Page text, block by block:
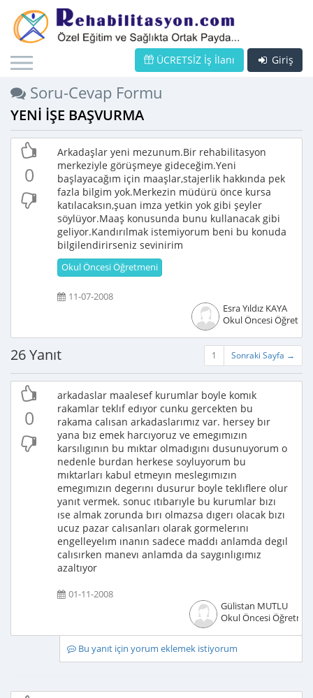
Giriş
ÜCRETSİZ İş İlanı
Soru-Cevap Formu
YENİ İŞE BAŞVURMA
0
Arkadaşlar yeni mezunum.Bir rehabilitasyon
merkeziyle görüşmeye gideceğim.Yeni
başlayacağım için maaşlar,stajerlik hakkında pek
fazla bilgim yok.Merkezin müdürü önce kursa
katılacaksın,şuan imza yetkin yok gibi şeyler
söylüyor.Maaş konusunda bunu kullanacak gibi
geliyor.Kandırılmak istemiyorum beni bu konuda
bilgilendirirseniz sevinirim
Okul Öncesi Öğretmeni
11-07-2008
Esra Yıldız KAYA
Okul Öncesi
1 Sonraki Sayfa →
26 Yanıt
0
arkadaslar maalesef kurumlar boyle komık
rakamlar teklıf edıyor cunku gercekten bu
rakama calısan arkadaslarımız var. hersey bır
yana bız emek harcıyoruz ve emegımızın
karsılıgının bu mıktar olmadıgını dusunuyorum o
nedenle burdan herkese soyluyorum bu
mıktarları kabul etmeyın meslegımızın
emegımızın degerını dusurur boyle teklıflere olur
yanıt vermek. sonuc ıtıbarıyle bu kurumlar bızı
ıse almak zorunda bırı olmazsa dıgerı olacak bızı
ucuz pazar calısanları olarak gormelerını
engelleyelım ınanın sadece maddı anlamda degıl
calısırken manevı anlamda da saygınlıgımız
azaltıyor
01-11-2008
Gülistan MUTLU
Okul Öncesi
Bu yanıt için yorum eklemek istiyorum